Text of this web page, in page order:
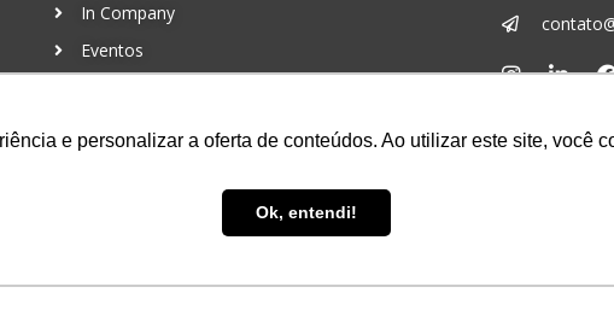
e personalizar a oferta de conteúdos. Ao utilizar este site, você
Ok, entendi!
In Company
Eventos